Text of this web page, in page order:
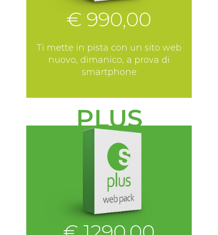
€ 990,00
Ti mette in pista con un sito web
nuovo, dimanico, a prova di
smartphone
PLUS